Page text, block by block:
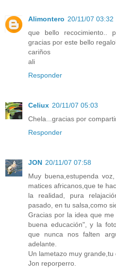
Alimontero 20/11/07 03:32
que bello recocimiento..
gracias por este bello
cariños
ali
Responder
Celiux 20/11/07 05:03
Chela...gracias por
Responder
JON 20/11/07 07:58
Muy buena,estupenda
matices africanos,que te
la realidad, pura
pasado, en tu salsa,como
Gracias por la idea que
buena educación", y la
que nunca nos falten
adelante.
Un lametazo muy grande,tu
Jon reporperro.